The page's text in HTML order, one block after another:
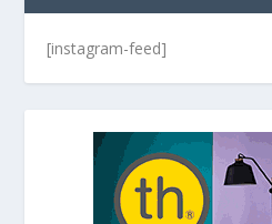
[instagram-feed]